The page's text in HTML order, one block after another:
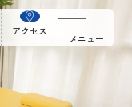
アクセス
メニュー